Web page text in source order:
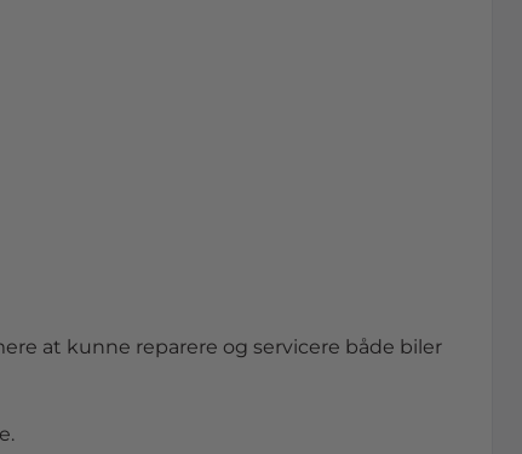
ere at kunne reparere og servicere både biler
e.